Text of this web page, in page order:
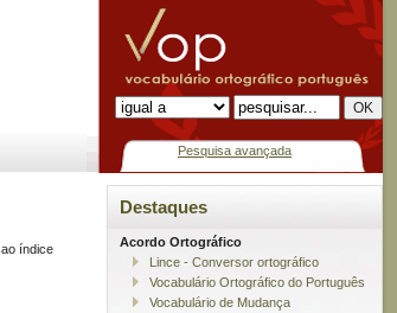
Pesquisa avançada
ao índice
Destaques
Acordo Ortográfico
Lince - Conversor ortográfico
Vocabulário Ortográfico do Português
Vocabulário de Mudança